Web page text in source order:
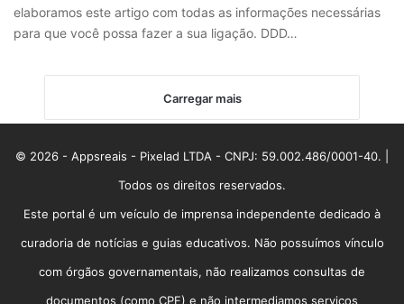
elaboramos este artigo com todas as informações necessárias
para que você possa fazer a sua ligação. DDD…
Carregar mais
© 2026 - Appsreais - Pixelad LTDA - CNPJ: 59.002.486/0001-40. |
Todos os direitos reservados.
Este portal é um veículo de imprensa independente dedicado à
curadoria de notícias e guias educativos. Não possuímos vínculo
com órgãos governamentais, não realizamos consultas de
documentos (como CPF) e não intermediamos serviços